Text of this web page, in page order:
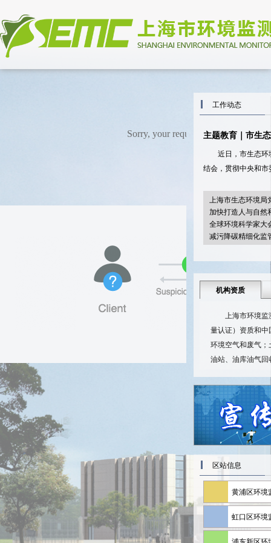
工作动态
主题教育｜市生
近日，市生态环
结会，贯彻中央和
上海市生态环境局
加快打造人与自然
全球环境科学家大
减污降碳精细化监
上海台北城市论坛”举行 签署多项交流合作备忘录
市生态环境局党组和市经济
组开展联
机构资质
上海市环境监
量认证）资质和
环境空气和废气
油站、油库油气回
区站信息
黄浦区环境
虹口区环境